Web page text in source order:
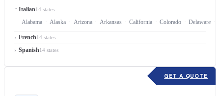
Italian14 states
Alabama Alaska Arizona Arkansas California Colorado Delaware
French14 states
Spanish14 states
GET A QUOTE